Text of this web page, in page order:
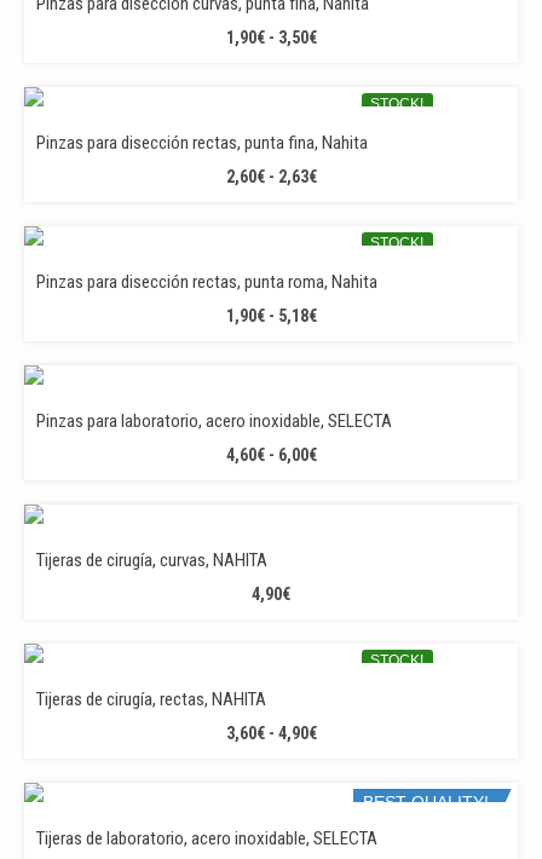
1,90€ - 3,50€RANGO
1,90€
3,50€
STOCK!
Pinzas para disección rectas, punta fina, Nahita
2,60€ - 2,63€RANGO
2,60€
2,63€
STOCK!
Pinzas para disección rectas, punta roma, Nahita
1,90€ - 5,18€RANGO
1,90€
5,18€
Pinzas para laboratorio, acero inoxidable, SELECTA
4,60€ - 6,00€RANGO
Tijeras de cirugía, curvas, NAHITA
4,90€
STOCK!
Tijeras de cirugía, rectas, NAHITA
3,60€ - 4,90€RANGO
DESDE
3,60€
BEST QUALITY!
Tijeras de laboratorio, acero inoxidable, SELECTA